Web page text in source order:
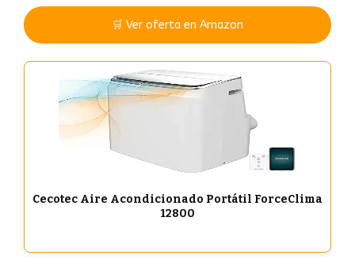
🛒 Ver oferta en Amazon
Cecotec Aire Acondicionado Portátil ForceClima
12800